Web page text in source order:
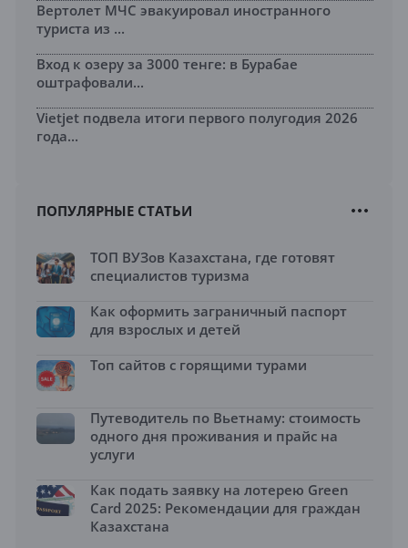
Вертолет МЧС эвакуировал иностранного
туриста из ...
Вход к озеру за 3000 тенге: в Бурабае
оштрафовали...
Vietjet подвела итоги первого полугодия 2026
года...
ПОПУЛЯРНЫЕ СТАТЬИ
ТОП ВУЗов Казахстана, где готовят
специалистов туризма
Как оформить заграничный паспорт
для взрослых и детей
Топ сайтов с горящими турами
Путеводитель по Вьетнаму: стоимость
одного дня проживания и прайс на
услуги
Как подать заявку на лотерею Green
Card 2025: Рекомендации для граждан
Казахстана